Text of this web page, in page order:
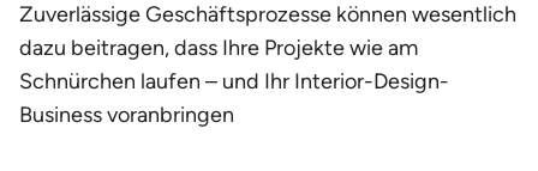
Zuverlässige Geschäftsprozesse können wesentlich
dazu beitragen, dass Ihre Projekte wie am
Schnürchen laufen – und Ihr Interior-Design-
Business voranbringen